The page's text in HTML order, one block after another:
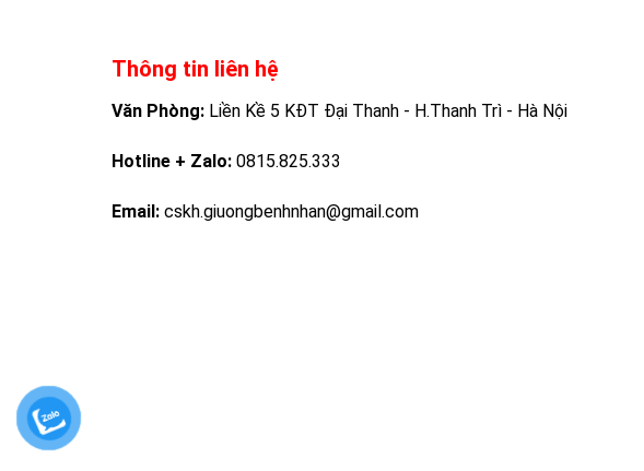
Thông tin liên hệ
Văn Phòng: Liền Kề 5 KĐT Đại Thanh - H.Thanh Trì - Hà Nội
Hotline + Zalo: 0815.825.333
Email: cskh.giuongbenhnhan@gmail.com